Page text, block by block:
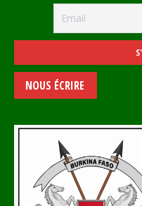
NOUS ÉCRIRE